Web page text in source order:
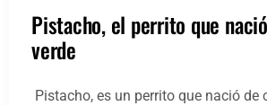
Pistacho, el perrito que
verde
Pistacho, es un perrito que nació de